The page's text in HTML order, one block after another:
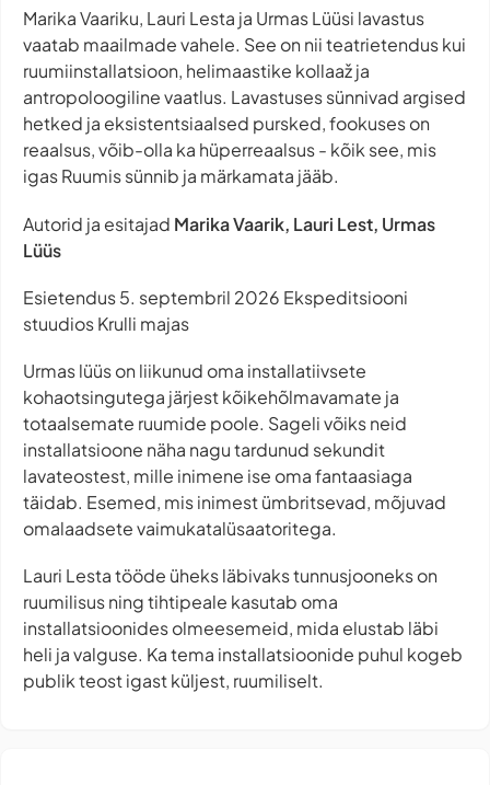
Marika Vaariku, Lauri Lesta ja Urmas Lüüsi lavastus
vaatab maailmade vahele. See on nii teatrietendus kui
ruumiinstallatsioon, helimaastike kollaaž ja
antropoloogiline vaatlus. Lavastuses sünnivad argised
hetked ja eksistentsiaalsed pursked, fookuses on
reaalsus, võib-olla ka hüperreaalsus - kõik see, mis
igas Ruumis sünnib ja märkamata jääb.
Autorid ja esitajad Marika Vaarik, Lauri Lest, Urmas
Lüüs
Esietendus 5. septembril 2026 Ekspeditsiooni
stuudios Krulli majas
Urmas lüüs on liikunud oma installatiivsete
kohaotsingutega järjest kõikehõlmavamate ja
totaalsemate ruumide poole. Sageli võiks neid
installatsioone näha nagu tardunud sekundit
lavateostest, mille inimene ise oma fantaasiaga
täidab. Esemed, mis inimest ümbritsevad, mõjuvad
omalaadsete vaimukatalüsaatoritega.
Lauri Lesta tööde üheks läbivaks tunnusjooneks on
ruumilisus ning tihtipeale kasutab oma
installatsioonides olmeesemeid, mida elustab läbi
heli ja valguse. Ka tema installatsioonide puhul kogeb
publik teost igast küljest, ruumiliselt.